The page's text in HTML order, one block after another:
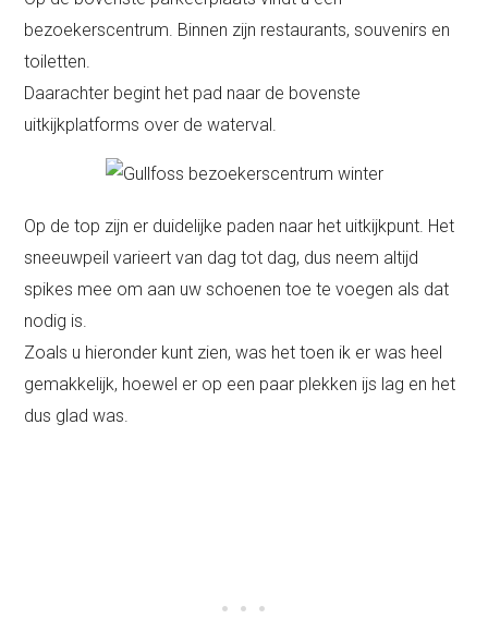
bezoekerscentrum. Binnen zijn restaurants, souvenirs en
toiletten.
Daarachter begint het pad naar de bovenste
uitkijkplatforms over de waterval.
Op de top zijn er duidelijke paden naar het uitkijkpunt. Het
sneeuwpeil varieert van dag tot dag, dus neem altijd
spikes mee om aan uw schoenen toe te voegen als dat
nodig is.
Zoals u hieronder kunt zien, was het toen ik er was heel
gemakkelijk, hoewel er op een paar plekken ijs lag en het
dus glad was.